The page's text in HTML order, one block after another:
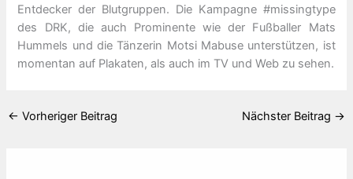
Entdecker der Blutgruppen. Die Kampagne #missingtype
des DRK, die auch Prominente wie der Fußballer Mats
Hummels und die Tänzerin Motsi Mabuse unterstützen, ist
momentan auf Plakaten, als auch im TV und Web zu sehen.
← Vorheriger Beitrag Nächster Beitrag →